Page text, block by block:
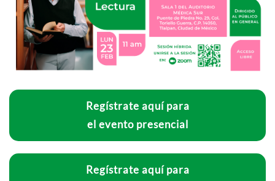
Regístrate aquí para
el evento presencial
Regístrate aquí para